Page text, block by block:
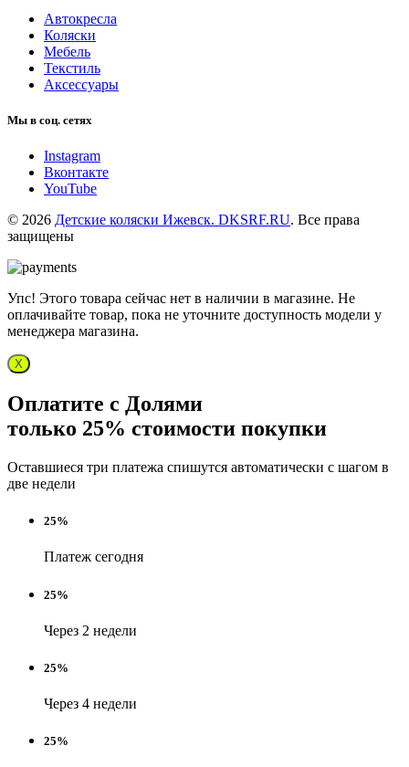
Автокресла
Коляски
Мебель
Текстиль
Аксессуары
Мы в соц. сетях
Instagram
Вконтакте
YouTube
© 2026 Детские коляски Ижевск. DKSRF.RU. Все права
защищены
Упс! Этого товара сейчас нет в наличии в магазине. Не
оплачивайте товар, пока не уточните доступность модели у
менеджера магазина.
X
Оплатите с Долями
только 25% стоимости покупки
Оставшиеся три платежа спишутся автоматически с шагом в
две недели
25%
Платеж сегодня
25%
Через 2 недели
25%
Через 4 недели
25%